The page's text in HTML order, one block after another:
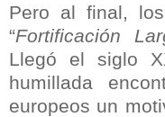
Pero al final,
“Fortificación
Llegó el siglo
humillada
europeos un